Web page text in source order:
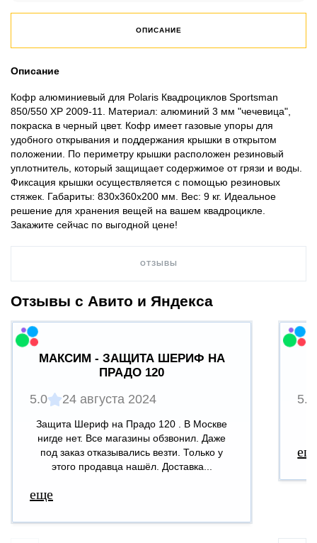
ОПИСАНИЕ
Описание
Кофр алюминиевый для Polaris Квадроциклов Sportsman
850/550 XP 2009-11. Материал: алюминий 3 мм "чечевица",
покраска в черный цвет. Кофр имеет газовые упоры для
удобного открывания и поддержания крышки в открытом
положении. По периметру крышки расположен резиновый
уплотнитель, который защищает содержимое от грязи и воды.
Фиксация крышки осуществляется с помощью резиновых
стяжек. Габариты: 830х360х200 мм. Вес: 9 кг. Идеальное
решение для хранения вещей на вашем квадроцикле.
Закажите сейчас по выгодной цене!
ОТЗЫВЫ
Отзывы с Авито и Яндекса
МАКСИМ - ЗАЩИТА ШЕРИФ НА
ПРАДО 120
5.0 24 августа 2024
Защита Шериф на Прадо 120 . В Москве
нигде нет. Все магазины обзвонил. Даже
под заказ отказывались везти. Только у
этого продавца нашёл. Доставка...
еще
5.0